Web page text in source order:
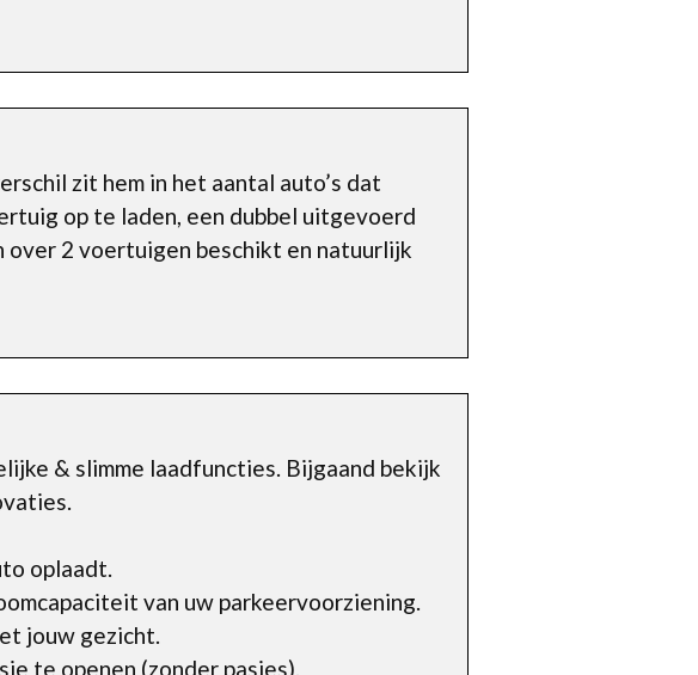
zit hem in het aantal auto’s dat
op te laden, een dubbel uitgevoerd
over 2 voertuigen beschikt en natuurlijk
& slimme laadfuncties. Bijgaand bekijk
oplaadt.
van uw parkeervoorziening.
jouw gezicht.
te openen (zonder pasjes).